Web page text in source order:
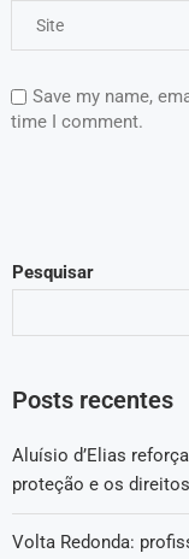
Save my name,
time I comment.
Pesquisar
Posts recentes
Aluísio d’Elias
proteção e os
Volta Redonda: